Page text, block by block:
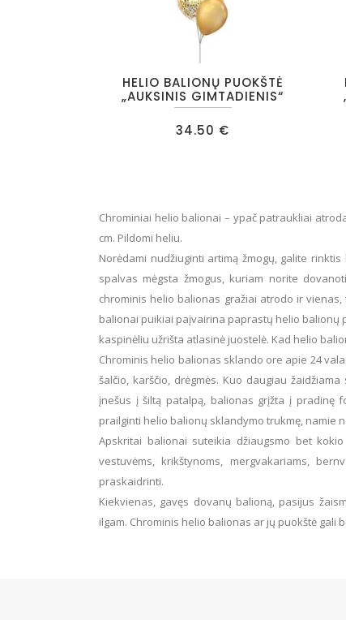
product
may
be
chosen
on
the
product
page
HELIO BALIONŲ PUOKŠTĖ
„AUKSINIS GIMTADIENIS“
34.50 €
may
on
the
Chrominiai helio balionai – ypač patraukliai
cm. Pildomi heliu.
Norėdami nudžiuginti artimą žmogų, galite
spalvas mėgsta žmogus, kuriam norite
chrominis helio balionas gražiai atrodo ir
balionai puikiai paįvairina paprastų helio balionų
kaspinėliu užrišta atlasinė juostelė. Kad helio
Chrominis helio balionas sklando ore apie 24
šalčio, karščio, drėgmės. Kuo daugiau
įnešus į šiltą patalpą, balionas grįžta į pradinę
prailginti helio balionų sklandymo trukmę, namie
Apskritai balionai suteikia džiaugsmo bet
vestuvėms, krikštynoms, mergvakariams,
praskaidrinti.
Kiekvienas, gavęs dovanų balioną, pasijus
ilgam. Chrominis helio balionas ar jų puokštė